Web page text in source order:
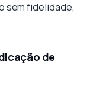
sem fidelidade,
de